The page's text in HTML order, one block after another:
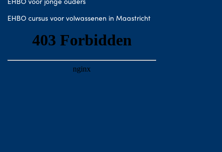
EHBO cursus voor volwassenen in Maastricht